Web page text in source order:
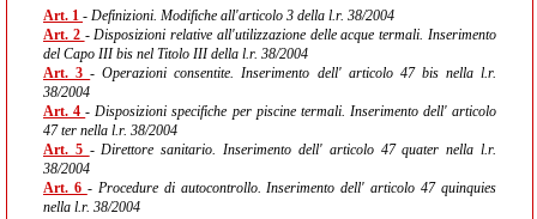
Art. 1 - Definizioni. Modifiche all'articolo 3 della l.r. 38/2004
Art. 2 - Disposizioni relative all'utilizzazione delle acque termali. Inserimento
del Capo III bis nel Titolo III della l.r. 38/2004
Art. 3- Operazioni consentite. Inserimento dell' articolo 47 bis nella l.r.
38/2004
Art. 4- Disposizioni specifiche per piscine termali. Inserimento dell' articolo
47 ter nella l.r. 38/2004
Art. 5 - Direttore sanitario. Inserimento dell' articolo 47 quater nella l.r.
38/2004
Art. 6 - Procedure di autocontrollo. Inserimento dell' articolo 47 quinquies
nella l.r. 38/2004